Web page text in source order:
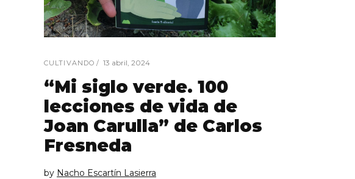
CULTIVANDO 13 abril, 2024
“Mi siglo verde. 100
lecciones de vida de
Joan Carulla” de Carlos
Fresneda
by Nacho Escartín Lasierra